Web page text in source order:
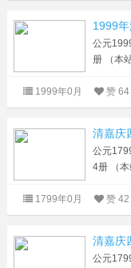
1999
公元
册 （本
1999年0月 赞64
清嘉庆
公元
4册 （
1799年0月 赞42
清嘉庆
公元